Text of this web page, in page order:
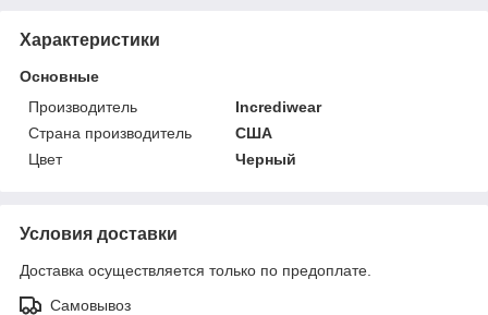
Характеристики
Основные
Производитель
Incrediwear
Страна производитель
США
Цвет
Черный
Условия доставки
Доставка осуществляется только по предоплате.
Самовывоз